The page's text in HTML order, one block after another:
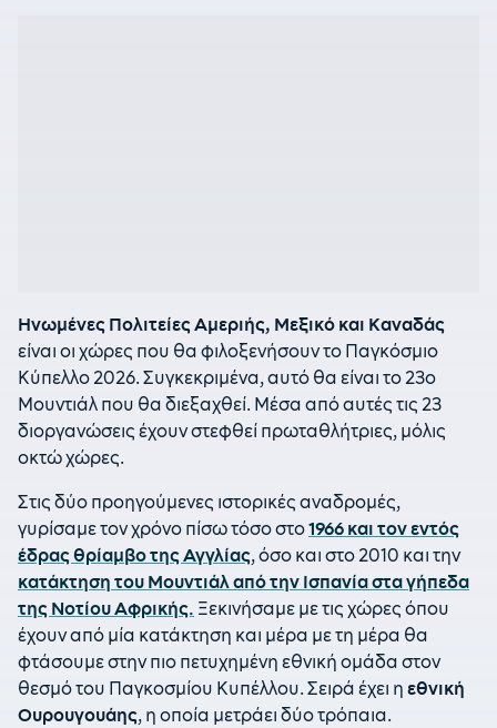
Ηνωμένες Πολιτείες Αμεριής, Μεξικό και Καναδάς
είναι οι χώρες που θα φιλοξενήσουν το Παγκόσμιο
Κύπελλο 2026. Συγκεκριμένα, αυτό θα είναι το 23ο
Μουντιάλ που θα διεξαχθεί. Μέσα από αυτές τις 23
διοργανώσεις έχουν στεφθεί πρωταθλήτριες, μόλις
οκτώ χώρες.
Στις δύο προηγούμενες ιστορικές αναδρομές,
γυρίσαμε τον χρόνο πίσω τόσο στο1966 και τον εντός
έδρας θρίαμβο της Αγγλίας, όσο και στο 2010 και την
κατάκτηση του Μουντιάλ από την Ισπανία στα γήπεδα
της Νοτίου Αφρικής. Ξεκινήσαμε με τις χώρες όπου
έχουν από μία κατάκτηση και μέρα με τη μέρα θα
φτάσουμε στην πιο πετυχημένη εθνική ομάδα στον
θεσμό του Παγκοσμίου Κυπέλλου. Σειρά έχει η εθνική
Ουρουγουάης, η οποία μετράει δύο τρόπαια.